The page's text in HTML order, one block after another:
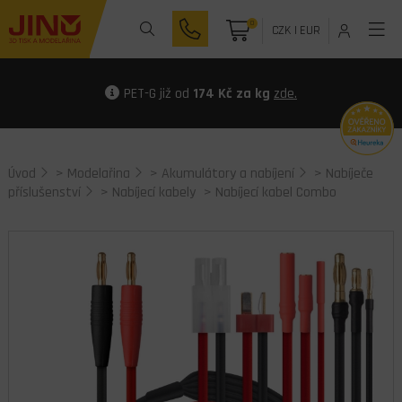
0 CZK| EUR
PET-G již od 174 Kč za kg zde.
Úvod > Modelařina > Akumulátory a nabíjení > Nabíječe
příslušenství
> Nabíjecí kabely > Nabíjecí kabel Combo